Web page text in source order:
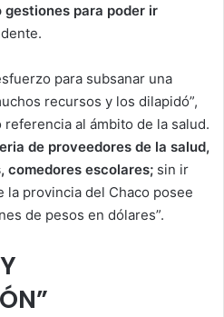
para poder ir
para subsanar una
recursos y los dilapidó”,
al ámbito de la salud.
de proveedores de la salud,
comedores escolares; sin ir
la provincia del Chaco posee
de pesos en dólares”.